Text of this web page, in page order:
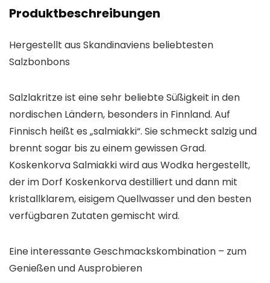
Produktbeschreibungen
Hergestellt aus Skandinaviens beliebtesten
Salzbonbons
Salzlakritze ist eine sehr beliebte Süßigkeit in den
nordischen Ländern, besonders in Finnland. Auf
Finnisch heißt es „salmiakki“. Sie schmeckt salzig und
brennt sogar bis zu einem gewissen Grad.
Koskenkorva Salmiakki wird aus Wodka hergestellt,
der im Dorf Koskenkorva destilliert und dann mit
kristallklarem, eisigem Quellwasser und den besten
verfügbaren Zutaten gemischt wird.
Eine interessante Geschmackskombination – zum
Genießen und Ausprobieren